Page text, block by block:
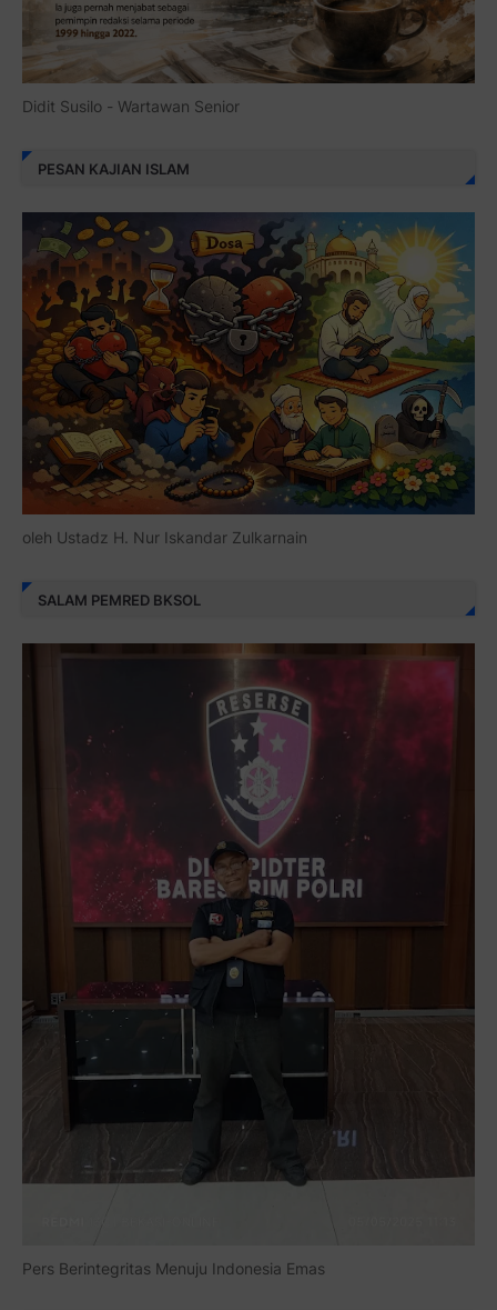
Didit Susilo - Wartawan Senior
PESAN KAJIAN ISLAM
oleh Ustadz H. Nur Iskandar Zulkarnain
SALAM PEMRED BKSOL
Pers Berintegritas Menuju Indonesia Emas